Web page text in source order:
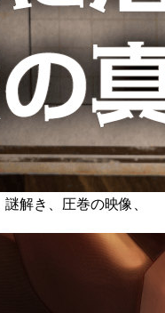
解き、圧巻の映像、